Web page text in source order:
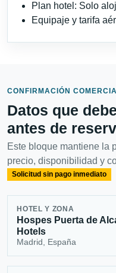
Plan hotel: Solo
Equipaje y tarifa
CONFIRMACIÓN
Datos que
antes de
Este bloque mantiene la
precio, disponibilidad y
Solicitud sin pago inmediato
HOTEL Y ZONA
Hospes Puerta de
Hotels
Madrid, España